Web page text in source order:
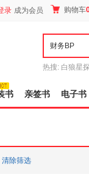
录 成为会员 购物车
热搜: 白狼星
书 亲签书 电子书
清除筛选